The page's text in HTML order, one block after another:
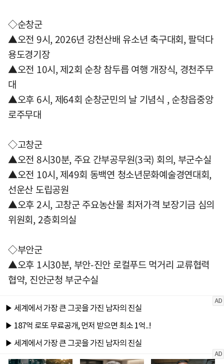
◇순창군
▲오전 9시, 2026년 강천산배 유소년 축구대회, 팔덕다
용도경기장
▲오전 10시, 제2회 순창 참두릅 여행 개장식, 경천주무
대
▲오후 6시, 제64회 순창군민의 날 기념식 , 순창읍중앙
로주무대
◇고창군
▲오전 8시30분, 주요 간부공무원(3국) 회의, 부군수실
▲오전 10시, 제49회 동백연 청소년문화예술경연대회,
선운산 도립공원
▲오후 2시, 고창군 주요농산물 최저가격 보장기금 심의
위원회, 2층회의실
◇부안군
▲오후 1시30분, 부안-진안 로컬푸드 먹거리 교류협력
협약, 진안군청 부군수실